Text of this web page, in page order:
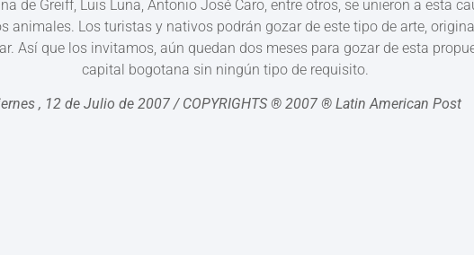
de Greiff, Luis Luna, Antonio José Caro, entre otros, se unieron a esta
animales. Los turistas y nativos podrán gozar de este tipo de arte,
Así que los invitamos, aún quedan dos meses para gozar de esta
capital bogotana sin ningún tipo de requisito.
, 12 de Julio de 2007 / COPYRIGHTS ® 2007 ® Latin American Post